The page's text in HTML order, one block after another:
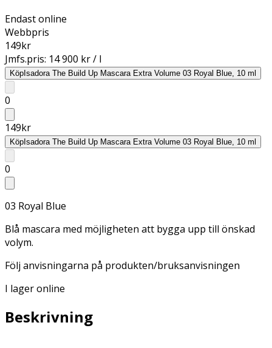
Endast online
Webbpris
149kr
Jmfs.pris: 14 900 kr / l
KöpIsadora The Build Up Mascara Extra Volume 03 Royal Blue, 10 ml
0
149kr
KöpIsadora The Build Up Mascara Extra Volume 03 Royal Blue, 10 ml
0
03 Royal Blue
Blå mascara med möjligheten att bygga upp till önskad
volym.
Följ anvisningarna på produkten/bruksanvisningen
I lager online
Beskrivning